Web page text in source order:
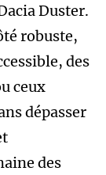
Duster.
robuste,
des
ceux
dépasser
des